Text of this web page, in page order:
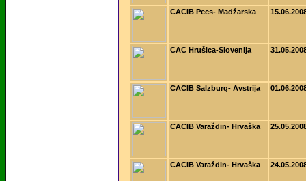
CACIB Pecs- Madžarska
CAC Hrušica-Slovenija
CACIB Salzburg- Avstrija
CACIB Varaždin- Hrvaška
CACIB Varaždin- Hrvaška